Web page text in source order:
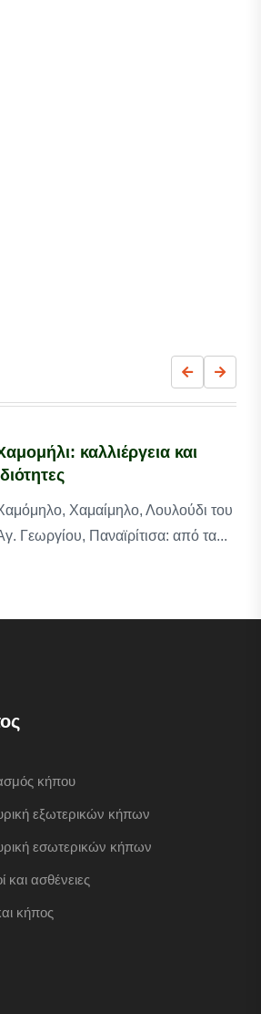
καλλιέργεια και
Χαμαίμηλο, Λουλούδι του
Γεωργίου, Παναϊρίτισα: από τα...
κήπου
εξωτερικών κήπων
εσωτερικών κήπων
και ασθένειες
κήπος